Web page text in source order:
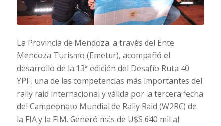
La Provincia de Mendoza, a través del Ente
Mendoza Turismo (Emetur), acompañó el
desarrollo de la 13ª edición del Desafío Ruta 40
YPF, una de las competencias más importantes del
rally raid internacional y válida por la tercera fecha
del Campeonato Mundial de Rally Raid (W2RC) de
la FIA y la FIM. Generó más de U$S 640 mil al